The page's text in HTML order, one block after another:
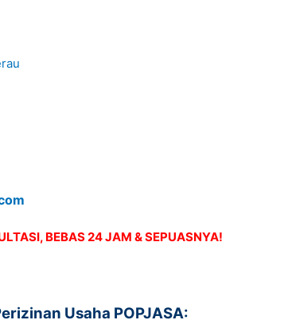
BEBAS 24 JAM & SEPUASNYA!
Usaha POPJASA: